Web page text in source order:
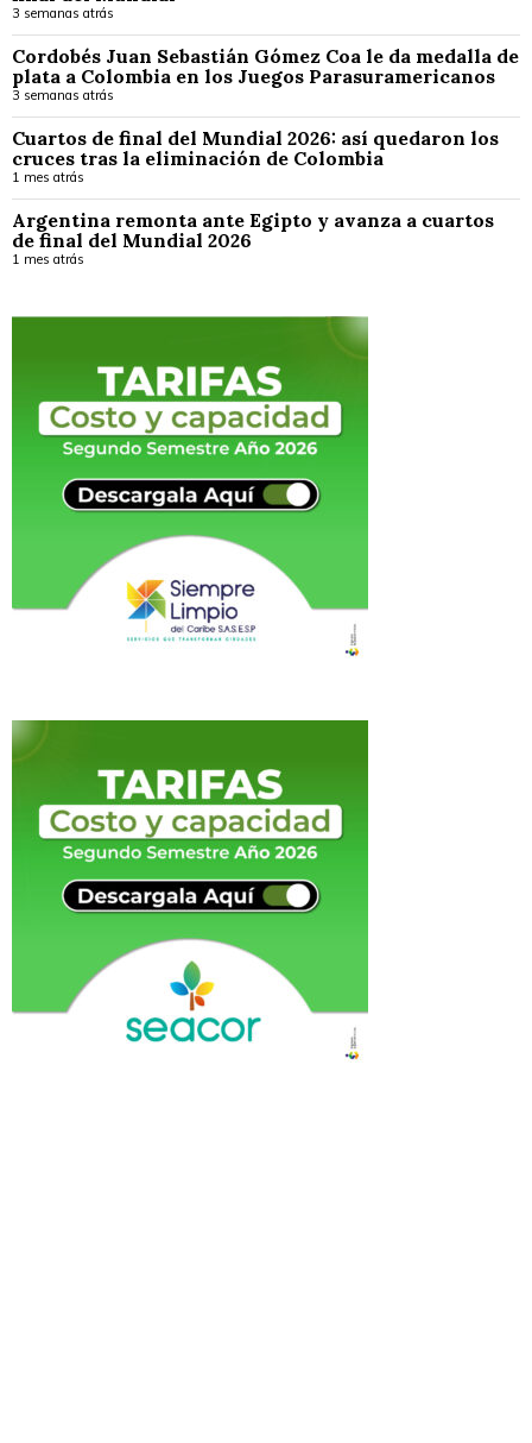
3 semanas atrás
Cordobés Juan Sebastián Gómez Coa le da medalla de
plata a Colombia en los Juegos Parasuramericanos
3 semanas atrás
Cuartos de final del Mundial 2026: así quedaron los
cruces tras la eliminación de Colombia
1 mes atrás
Argentina remonta ante Egipto y avanza a cuartos
de final del Mundial 2026
1 mes atrás